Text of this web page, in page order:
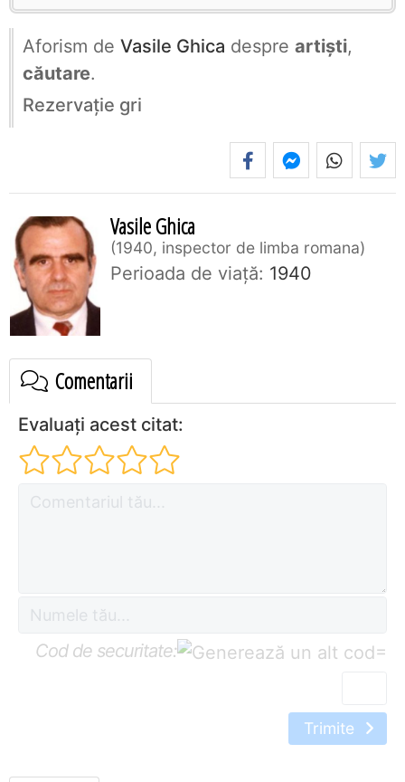
Aforism de Vasile Ghica despre artiști,
căutare.
Rezervaţie gri
Vasile Ghica
1940, inspector de limba romana
Perioada de viaţă: 1940
Comentarii
Evaluați acest citat:
Cod de securitate: =
Trimite